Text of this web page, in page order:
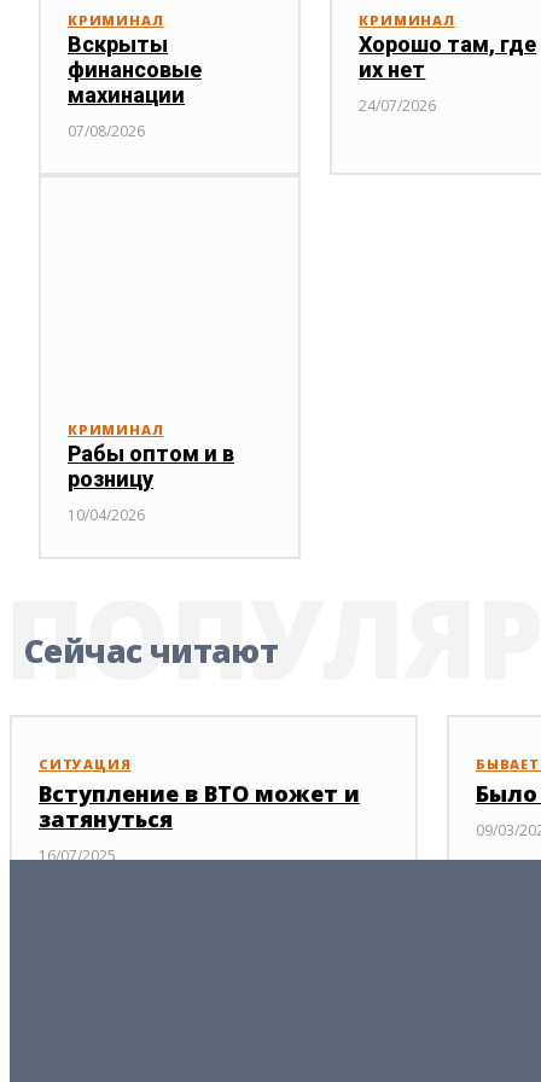
КРИМИНАЛ
Вскрыты
финансовые
махинации
07/08/2026
КРИМИНАЛ
Хорошо там, где
их нет
24/07/2026
КРИМИНАЛ
Рабы оптом и в
розницу
10/04/2026
Сейчас читают
СИТУАЦИЯ
Вступление в ВТО может и
затянуться
16/07/2025
09/03/